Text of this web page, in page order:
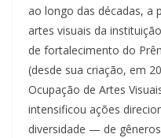
ao longo das décadas, a
artes visuais da
de fortalecimento do
(desde sua criação, em
Ocupação de Artes
intensificou ações
diversidade — de